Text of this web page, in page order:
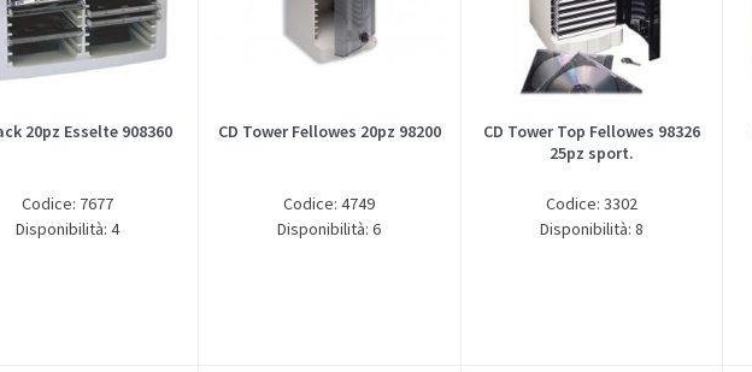
20pz Esselte 908360
Codice: 7677
Disponibilità: 4
CD Tower Fellowes 20pz 98200
Codice: 4749
Disponibilità: 6
CD Tower Top Fellowes 98326
25pz sport.
Codice: 3302
Disponibilità: 8